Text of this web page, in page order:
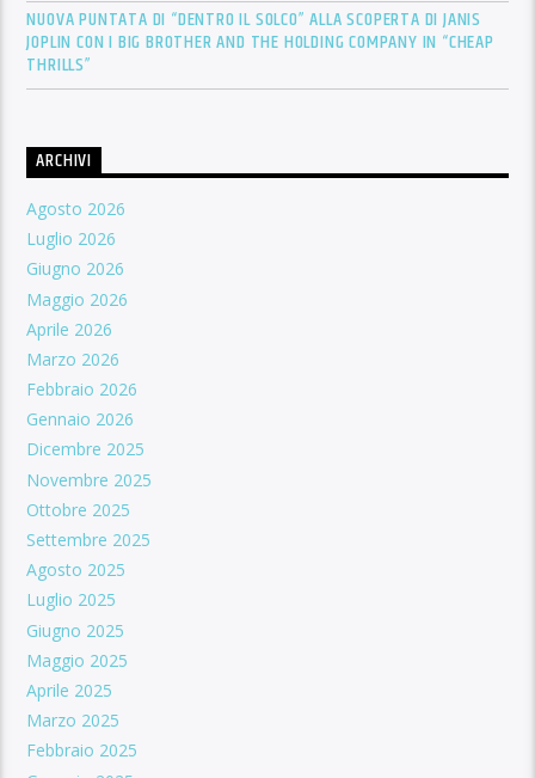
NUOVA PUNTATA DI “DENTRO IL SOLCO” ALLA SCOPERTA DI JANIS
JOPLIN CON I BIG BROTHER AND THE HOLDING COMPANY IN “CHEAP
THRILLS”
ARCHIVI
Agosto 2026
Luglio 2026
Giugno 2026
Maggio 2026
Aprile 2026
Marzo 2026
Febbraio 2026
Gennaio 2026
Dicembre 2025
Novembre 2025
Ottobre 2025
Settembre 2025
Agosto 2025
Luglio 2025
Giugno 2025
Maggio 2025
Aprile 2025
Marzo 2025
Febbraio 2025